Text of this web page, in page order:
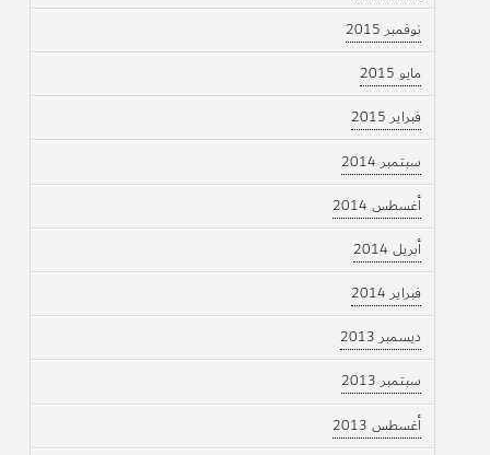
نوفمبر 2015
مايو 2015
فبراير 2015
سبتمبر 2014
أغسطس 2014
أبريل 2014
فبراير 2014
ديسمبر 2013
سبتمبر 2013
أغسطس 2013